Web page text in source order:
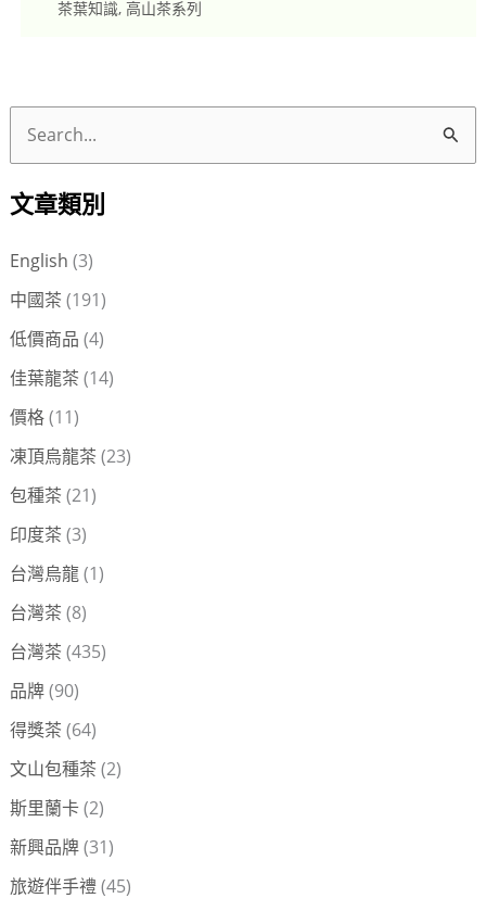
茶葉知識, 高山茶系列
關
文章類別
English (3)
中國茶 (191)
低價商品 (4)
佳葉龍茶 (14)
價格(11)
凍頂烏龍茶 (23)
包種茶 (21)
印度茶 (3)
台灣烏龍(1)
台灣茶 (8)
台灣茶 (435)
品牌(90)
得獎茶 (64)
文山包種茶 (2)
斯里蘭卡(2)
新興品牌(31)
旅遊伴手禮(45)